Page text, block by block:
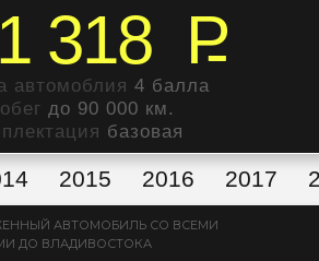
318 P
автомоблия 4 балла
до 90 000 км.
базовая
2015 2016 2017
АВТОМОБИЛЬ СО ВСЕМИ
ДО ВЛАДИВОСТОКА